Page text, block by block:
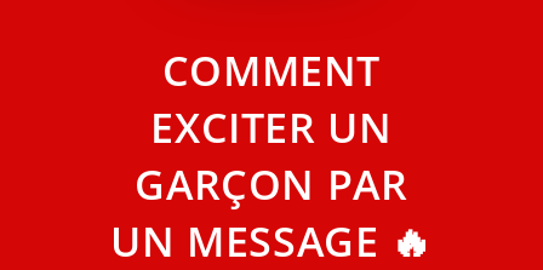
COMMENT
EXCITER UN
GARÇON PAR
UN MESSAGE 🔥